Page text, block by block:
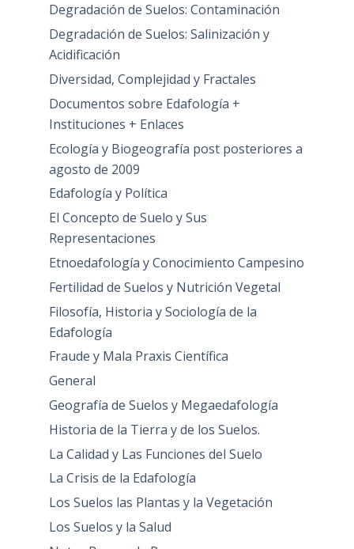
Degradación de Suelos: Contaminación
Degradación de Suelos: Salinización y
Acidificación
Diversidad, Complejidad y Fractales
Documentos sobre Edafología +
Instituciones + Enlaces
Ecología y Biogeografía post posteriores a
agosto de 2009
Edafología y Política
El Concepto de Suelo y Sus
Representaciones
Etnoedafología y Conocimiento Campesino
Fertilidad de Suelos y Nutrición Vegetal
Filosofía, Historia y Sociología de la
Edafología
Fraude y Mala Praxis Científica
General
Geografía de Suelos y Megaedafología
Historia de la Tierra y de los Suelos.
La Calidad y Las Funciones del Suelo
La Crisis de la Edafología
Los Suelos las Plantas y la Vegetación
Los Suelos y la Salud